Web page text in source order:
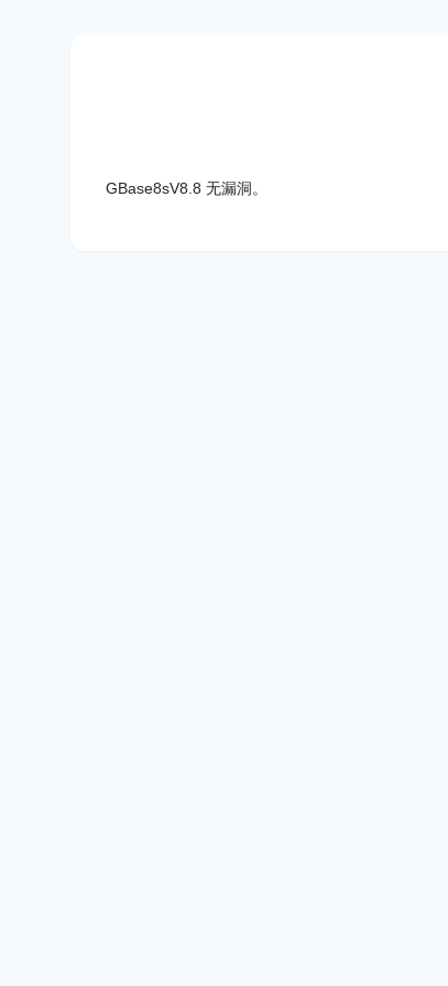
GBase8sV8.8 无漏洞。